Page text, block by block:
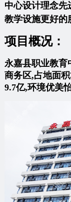
中心设计理念先
教学设施更好的
项目概况：
永嘉县职业教育
商务区,占地面
9.7亿,环境优美怡